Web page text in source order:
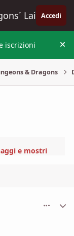
Lair Accedi
iscrizioni
& Dragons
e mostri